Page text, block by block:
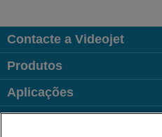
Contacte a Videojet
Produtos
Aplicações